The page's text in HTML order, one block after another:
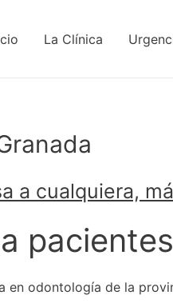
La Clínica
a cualquiera,
en odontología de la